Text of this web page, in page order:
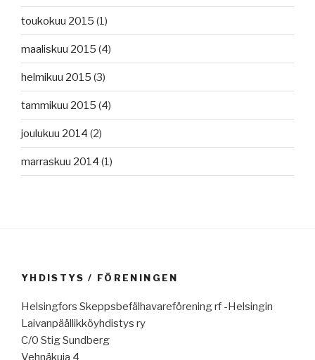
toukokuu 2015 (1)
maaliskuu 2015 (4)
helmikuu 2015 (3)
tammikuu 2015 (4)
joulukuu 2014 (2)
marraskuu 2014 (1)
YHDISTYS / FÖRENINGEN
Helsingfors Skeppsbefälhavareförening rf -Helsingin
Laivanpäällikköyhdistys ry
C/0 Stig Sundberg
Vehnäkuja 4